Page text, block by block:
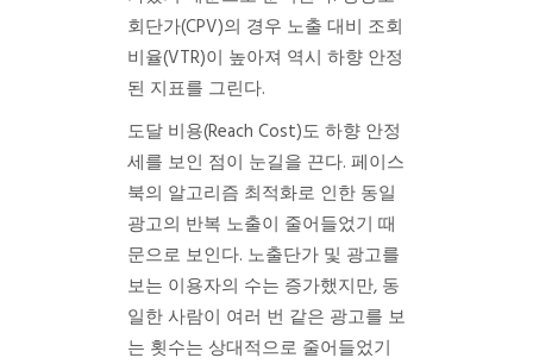
회단가(CPV)의 경우 노출 대비 조회
비율(VTR)이 높아져 역시 하향 안정
된 지표를 그린다.
도달 비용(Reach Cost)도 하향 안정
세를 보인 점이 눈길을 끈다. 페이스
북의 알고리즘 최적화로 인한 동일
광고의 반복 노출이 줄어들었기 때
문으로 보인다. 노출단가 및 광고를
보는 이용자의 수는 증가했지만, 동
일한 사람이 여러 번 같은 광고를 보
는 횟수는 상대적으로 줄어들었기